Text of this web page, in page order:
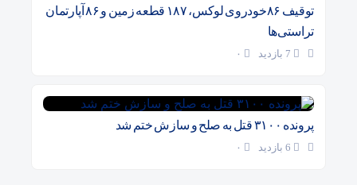
توقیف ۸۶خودروی لوکس، ۱۸۷ قطعه زمین و ۸۶ آپارتمان
تراستی‌ها
۰
پرونده ۳۱۰۰ قتل به صلح و سازش ختم شد
۰